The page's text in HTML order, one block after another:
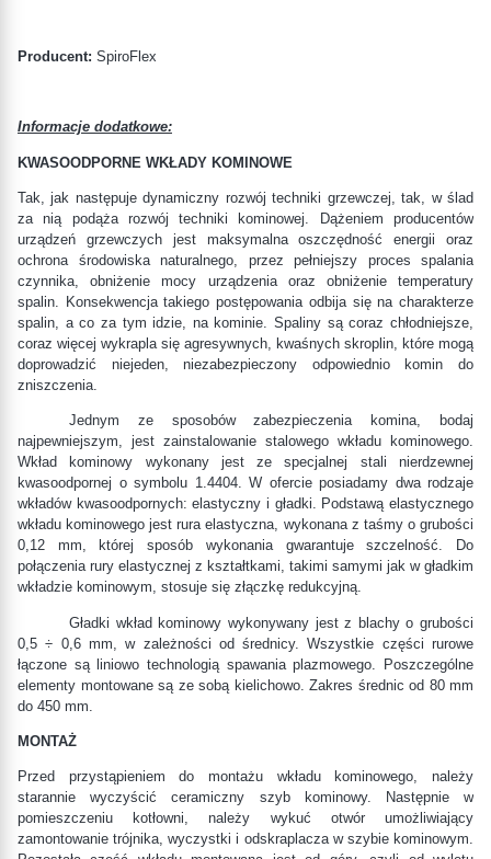
Producent: SpiroFlex
Informacje dodatkowe:
KWASOODPORNE WKŁADY KOMINOWE
Tak, jak następuje dynamiczny rozwój techniki grzewczej, tak, w ślad
za nią podąża rozwój techniki kominowej. Dążeniem producentów
urządzeń grzewczych jest maksymalna oszczędność energii oraz
ochrona środowiska naturalnego, przez pełniejszy proces spalania
czynnika, obniżenie mocy urządzenia oraz obniżenie temperatury
spalin. Konsekwencja takiego postępowania odbija się na charakterze
spalin, a co za tym idzie, na kominie. Spaliny są coraz chłodniejsze,
coraz więcej wykrapla się agresywnych, kwaśnych skroplin, które mogą
doprowadzić niejeden, niezabezpieczony odpowiednio komin do
zniszczenia.
Jednym ze sposobów zabezpieczenia komina, bodaj
najpewniejszym, jest zainstalowanie stalowego wkładu kominowego.
Wkład kominowy wykonany jest ze specjalnej stali nierdzewnej
kwasoodpornej o symbolu 1.4404. W ofercie posiadamy dwa rodzaje
wkładów kwasoodpornych: elastyczny i gładki. Podstawą elastycznego
wkładu kominowego jest rura elastyczna, wykonana z taśmy o grubości
0,12 mm, której sposób wykonania gwarantuje szczelność. Do
połączenia rury elastycznej z kształtkami, takimi samymi jak w gładkim
wkładzie kominowym, stosuje się złączkę redukcyjną.
Gładki wkład kominowy wykonywany jest z blachy o grubości
0,5 ÷ 0,6 mm, w zależności od średnicy. Wszystkie części rurowe
łączone są liniowo technologią spawania plazmowego. Poszczególne
elementy montowane są ze sobą kielichowo. Zakres średnic od 80 mm
do 450 mm.
MONTAŻ
Przed przystąpieniem do montażu wkładu kominowego, należy
starannie wyczyścić ceramiczny szyb kominowy. Następnie w
pomieszczeniu kotłowni, należy wykuć otwór umożliwiający
zamontowanie trójnika, wyczystki i odskraplacza w szybie kominowym.